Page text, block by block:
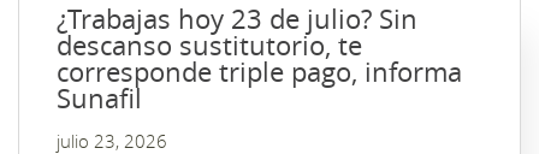
¿Trabajas hoy 23 de julio? Sin
descanso sustitutorio, te
corresponde triple pago, informa
Sunafil
julio 23, 2026